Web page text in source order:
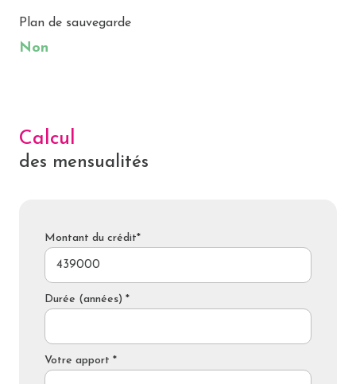
Plan de sauvegarde
Non
Calcul
des mensualités
Montant du crédit*
Durée (années) *
Votre apport *